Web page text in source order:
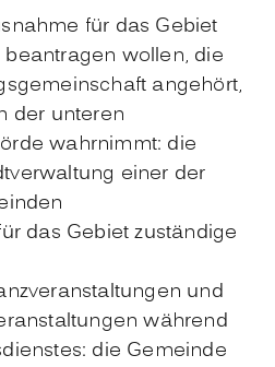
für das Gebiet
wollen, die
angehört,
der unteren
wahrnimmt: die
einer der
das Gebiet zuständige
und
während
die Gemeinde